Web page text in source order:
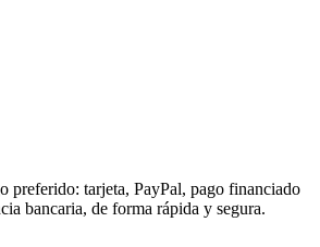
preferido: tarjeta, PayPal, pago financiado
bancaria, de forma rápida y segura.